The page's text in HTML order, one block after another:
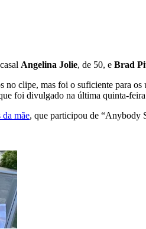
Angelina Jolie, de 50, e Brad
no clipe, mas foi o suficiente para
foi divulgado na última quinta-
da mãe, que participou de “Anybody